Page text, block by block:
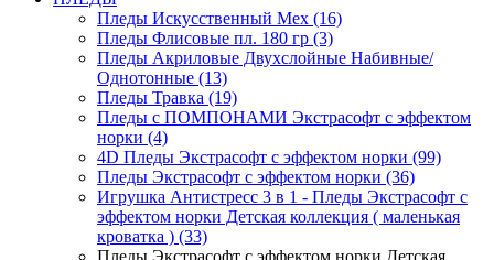
Пледы Искусственный Мех (16)
Пледы Флисовые пл. 180 гр (3)
Пледы Акриловые Двухслойные Набивные/
Однотонные (13)
Пледы Травка (19)
Пледы с ПОМПОНАМИ Экстрасофт с эффектом
норки (4)
4D Пледы Экстрасофт с эффектом норки (99)
Пледы Экстрасофт с эффектом норки (36)
Игрушка Антистресс 3 в 1 - Пледы Экстрасофт с
эффектом норки Детская коллекция ( маленькая
кроватка ) (33)
Пледы Экстрасофт с эффектом норки Детская